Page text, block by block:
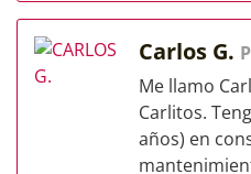
Carlos G.
Me llamo
Carlitos.
años) en